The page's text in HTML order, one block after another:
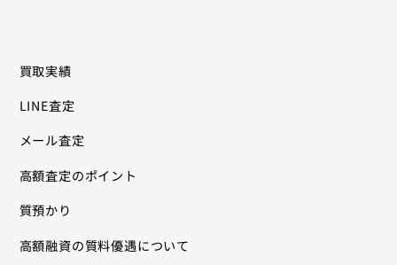
買取実績
LINE査定
メール査定
高額査定のポイント
質預かり
高額融資の質料優遇について